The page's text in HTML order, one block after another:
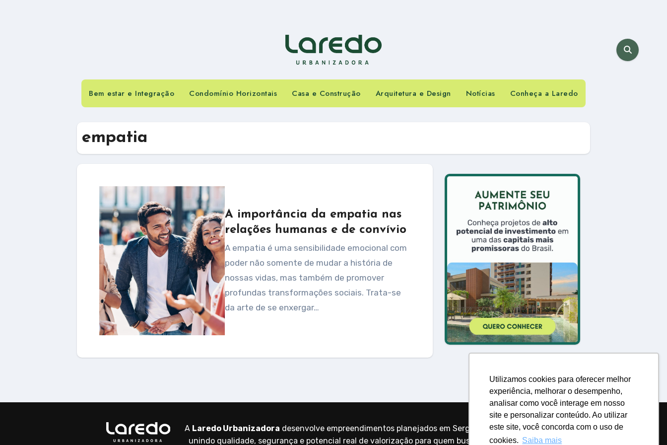
Utilizamos cookies para oferecer melhor
experiência, melhorar o desempenho,
analisar como você interage em nosso
site e personalizar conteúdo. Ao utilizar
este site, você concorda com o uso de
cookies. Saiba mais
Bem estar e Integração Condomínio Horizontais Casa e Construção Arquitetura e Design Notícias Conheça a Laredo
empatia
A importância da empatia nas
relações humanas e de convívio
A empatia é uma sensibilidade emocional com
poder não somente de mudar a história de
nossas vidas, mas também de promover
profundas transformações sociais. Trata-se
da arte de se enxergar…
A Laredo Urbanizadora desenvolve empreendimentos planejados em Sergipe,
unindo qualidade, segurança e potencial real de valorização para quem busca